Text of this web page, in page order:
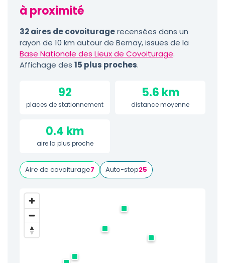
à proximité
32 aires de covoituragerecensées dans un
rayon de 10 km autour de Bernay, issues de la
Base Nationale des Lieux de Covoiturage.
Affichage des 15 plus proches.
92
places de stationnement
5.6 km
distance moyenne
0.4 km
aire la plus proche
Aire de covoiturage7 Auto-stop25